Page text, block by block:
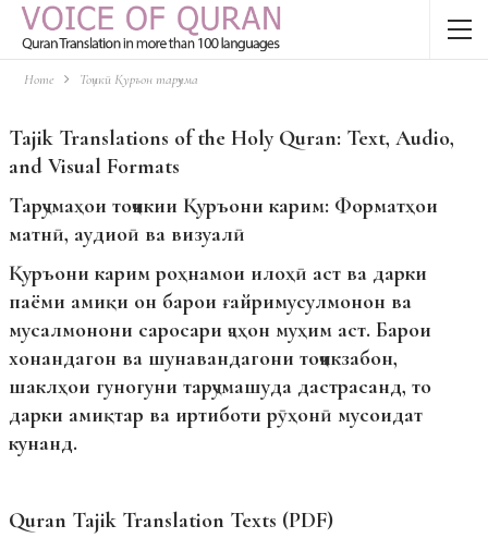
Home Тоҷикӣ Қуръон тарҷума
Tajik Translations of the Holy Quran: Text, Audio,
and Visual Formats
Тарҷумаҳои тоҷикии Қуръони карим: Форматҳои
матнӣ, аудиоӣ ва визуалӣ
Қуръони карим роҳнамои илоҳӣ аст ва дарки
паёми амиқи он барои ғайримусулмонон ва
мусалмонони саросари ҷаҳон муҳим аст. Барои
хонандагон ва шунавандагони тоҷикзабон,
шаклҳои гуногуни тарҷумашуда дастрасанд, то
дарки амиқтар ва иртиботи рӯҳонӣ мусоидат
кунанд.
Quran Tajik Translation Texts (PDF)